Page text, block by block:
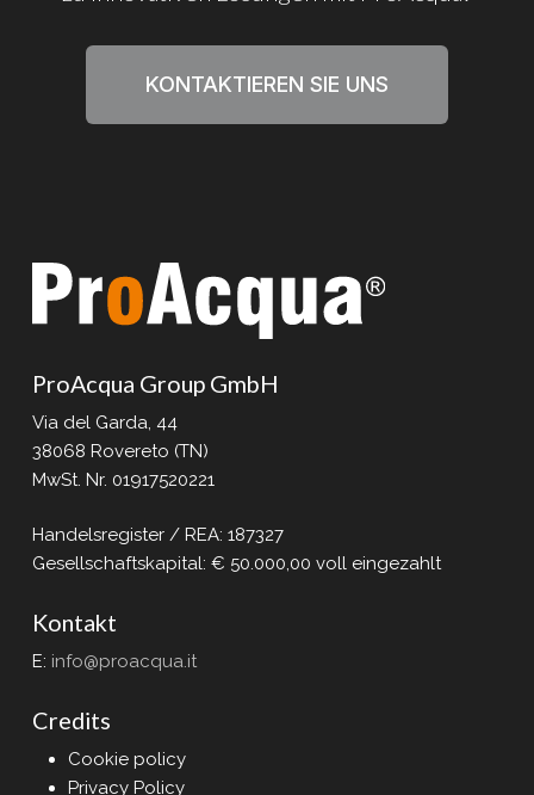
KONTAKTIEREN SIE UNS
ProAcqua Group GmbH
Via del Garda, 44
38068 Rovereto (TN)
MwSt. Nr. 01917520221
Handelsregister / REA: 187327
Gesellschaftskapital: € 50.000,00 voll eingezahlt
Kontakt
E: info@proacqua.it
Credits
Cookie policy
Privacy Policy